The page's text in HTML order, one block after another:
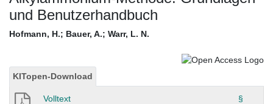
und Benutzerhandbuch
Hofmann, H.; Bauer, A.; Warr, L. N.
KITopen-Download
Volltext §